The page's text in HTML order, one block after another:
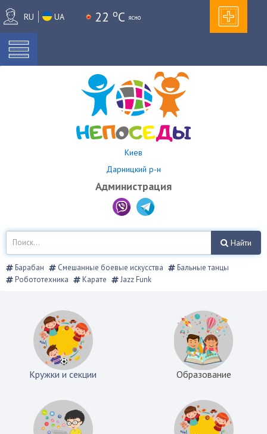
RU UA 22 oC ясно
Киев
Дарницкий р-н
Администрация
Найти
Барабан Смешанные боевые искусства
Бальные танцы
Робототехника
Карате Jazz Funk
Кружки и секции Образование